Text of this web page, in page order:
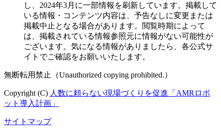
し、2024年3月に一部情報を刷新しています。掲載して
いる情報・コンテンツ内容は、予告なしに変更または
掲載中止となる場合があります。閲覧時期によって
は、掲載されている情報参照元に情報がない可能性が
ございます。気になる情報がありましたら、各公式サ
イトでご確認をお願いいたします。
無断転用禁止（Unauthorized copying prohibited.）
Copyright (C) 人数に頼らない現場づくりを促進「AMRロボ
ット導入計画」
サイトマップ